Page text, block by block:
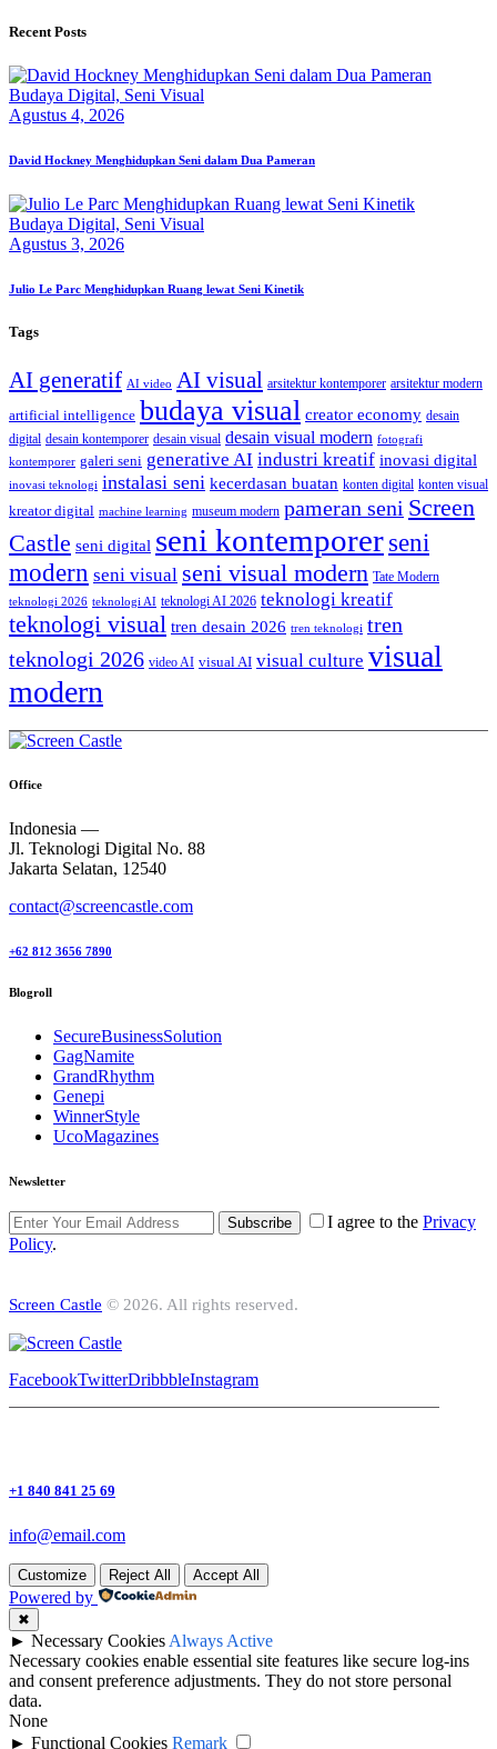
Recent Posts
Budaya Digital, Seni Visual
Agustus 4, 2026
David Hockney Menghidupkan Seni dalam Dua Pameran
Budaya Digital, Seni Visual
Agustus 3, 2026
Julio Le Parc Menghidupkan Ruang lewat Seni Kinetik
Tags
AI generatif AI video AI visual arsitektur kontemporer arsitektur modern
artificial intelligence budaya visual creator economy desain
digital desain kontemporer desain visual desain visual modern fotografi
kontemporer galeri seni generative AI industri kreatif inovasi digital
inovasi teknologi instalasi seni kecerdasan buatan konten digital konten visual
kreator digital machine learning museum modern pameran seni Screen
Castle seni digital seni kontemporer seni
modern seni visual seni visual modern Tate Modern
teknologi 2026 teknologi AI teknologi AI 2026 teknologi kreatif
teknologi visual tren desain 2026 tren teknologi tren
teknologi 2026 video AI visual AI visual culture visual
modern
Office
Indonesia —
Jl. Teknologi Digital No. 88
Jakarta Selatan, 12540
contact@screencastle.com
+62 812 3656 7890
Blogroll
SecureBusinessSolution
GagNamite
GrandRhythm
Genepi
WinnerStyle
UcoMagazines
Newsletter
Subscribe I agree to the Privacy
Policy.
Screen Castle © 2026. All rights reserved.
FacebookTwitterDribbbleInstagram
+1 840 841 25 69
info@email.com
Customize Reject All Accept All
Powered by
✖
► Necessary Cookies Always Active
Necessary cookies enable essential site features like secure log-ins
and consent preference adjustments. They do not store personal
data.
None
► Functional Cookies Remark